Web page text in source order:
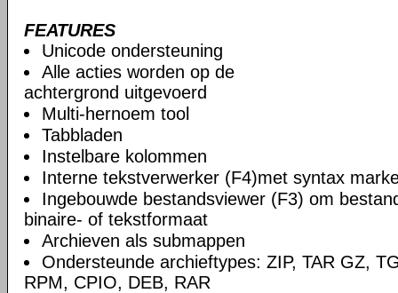
FEATURES
Unicode ondersteuning
Alle acties worden op de
achtergrond uitgevoerd
Multi-hernoem tool
Tabbladen
Instelbare kolommen
Interne tekstverwerker (F4)met syntax
Ingebouwde bestandsviewer (F3) om
binaire- of tekstformaat
Archieven als submappen
Ondersteunde archieftypes: ZIP, TAR GZ,
RPM, CPIO, DEB, RAR